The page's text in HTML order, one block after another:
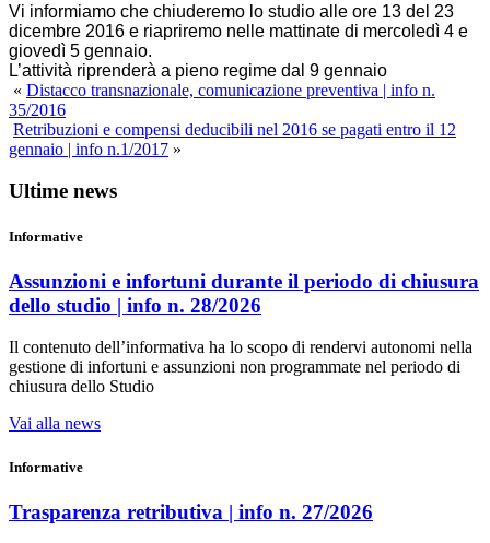
Vi informiamo che chiuderemo lo studio alle ore 13 del 23
dicembre 2016 e riapriremo nelle mattinate di mercoledì 4 e
giovedì 5 gennaio.
L’attività riprenderà a pieno regime dal 9 gennaio
« Distacco transnazionale, comunicazione preventiva | info n.
35/2016
Retribuzioni e compensi deducibili nel 2016 se pagati entro il 12
gennaio | info n.1/2017 »
Ultime news
Informative
Assunzioni e infortuni durante il periodo di chiusura
dello studio | info n. 28/2026
Il contenuto dell’informativa ha lo scopo di rendervi autonomi nella
gestione di infortuni e assunzioni non programmate nel periodo di
chiusura dello Studio
Vai alla news
Informative
Trasparenza retributiva | info n. 27/2026